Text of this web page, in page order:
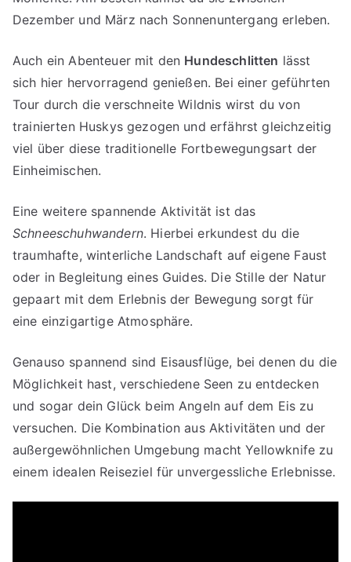
Dezember und März nach Sonnenuntergang erleben.
Auch ein Abenteuer mit den Hundeschlitten lässt
sich hier hervorragend genießen. Bei einer geführten
Tour durch die verschneite Wildnis wirst du von
trainierten Huskys gezogen und erfährst gleichzeitig
viel über diese traditionelle Fortbewegungsart der
Einheimischen.
Eine weitere spannende Aktivität ist das
Schneeschuhwandern. Hierbei erkundest du die
traumhafte, winterliche Landschaft auf eigene Faust
oder in Begleitung eines Guides. Die Stille der Natur
gepaart mit dem Erlebnis der Bewegung sorgt für
eine einzigartige Atmosphäre.
Genauso spannend sind Eisausflüge, bei denen du die
Möglichkeit hast, verschiedene Seen zu entdecken
und sogar dein Glück beim Angeln auf dem Eis zu
versuchen. Die Kombination aus Aktivitäten und der
außergewöhnlichen Umgebung macht Yellowknife zu
einem idealen Reiseziel für unvergessliche Erlebnisse.